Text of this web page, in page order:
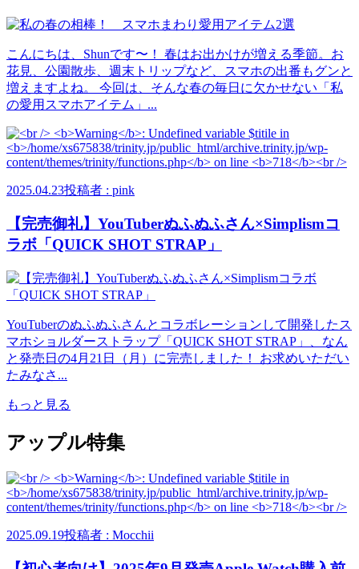
こんにちは、Shunです〜！ 春はお出かけが増える季節。お
花見、公園散歩、週末トリップなど、スマホの出番もグンと
増えますよね。 今回は、そんな春の毎日に欠かせない「私
の愛用スマホアイテム」...
2025.04.23投稿者 : pink
【完売御礼】YouTuberぬふぬふさん×Simplismコ
ラボ「QUICK SHOT STRAP」
YouTuberのぬふぬふさんとコラボレーションして開発したス
マホショルダーストラップ「QUICK SHOT STRAP」、なん
と発売日の4月21日（月）に完売しました！ お求めいただい
たみなさ...
もっと見る
アップル特集
2025.09.19投稿者 : Mocchii